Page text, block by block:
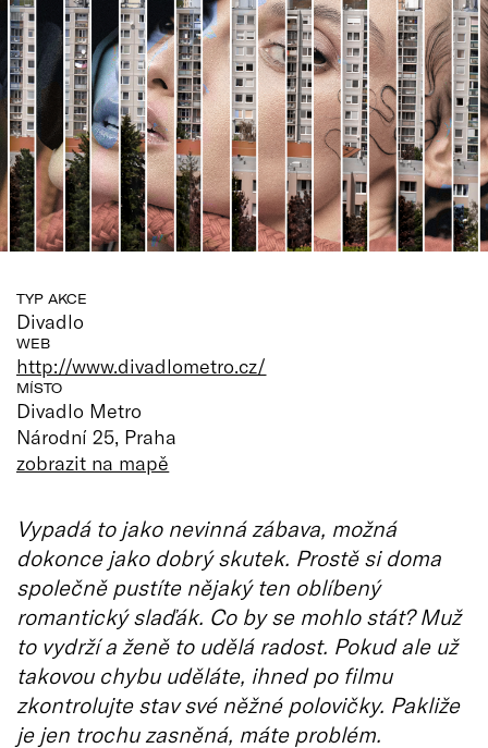
Vše o ČT
TYP AKCE
Divadlo
WEB
http://www.divadlometro.cz/
MÍSTO
Divadlo Metro
Národní 25, Praha
zobrazit na mapě
Vypadá to jako nevinná zábava, možná
dokonce jako dobrý skutek. Prostě si doma
společně pustíte nějaký ten oblíbený
romantický slaďák. Co by se mohlo stát? Muž
to vydrží a ženě to udělá radost. Pokud ale už
takovou chybu uděláte, ihned po filmu
zkontrolujte stav své něžné polovičky. Pakliže
je jen trochu zasněná, máte problém.